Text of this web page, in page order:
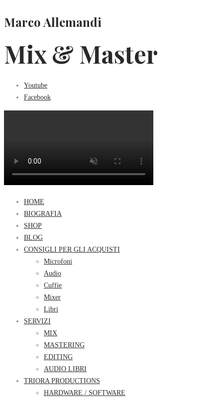
Marco Allemandi
Mix & Master
Youtube
Facebook
HOME
BIOGRAFIA
SHOP
BLOG
CONSIGLI PER GLI ACQUISTI
Microfoni
Audio
Cuffie
Mixer
Libri
SERVIZI
MIX
MASTERING
EDITING
AUDIO LIBRI
TRIORA PRODUCTIONS
HARDWARE / SOFTWARE